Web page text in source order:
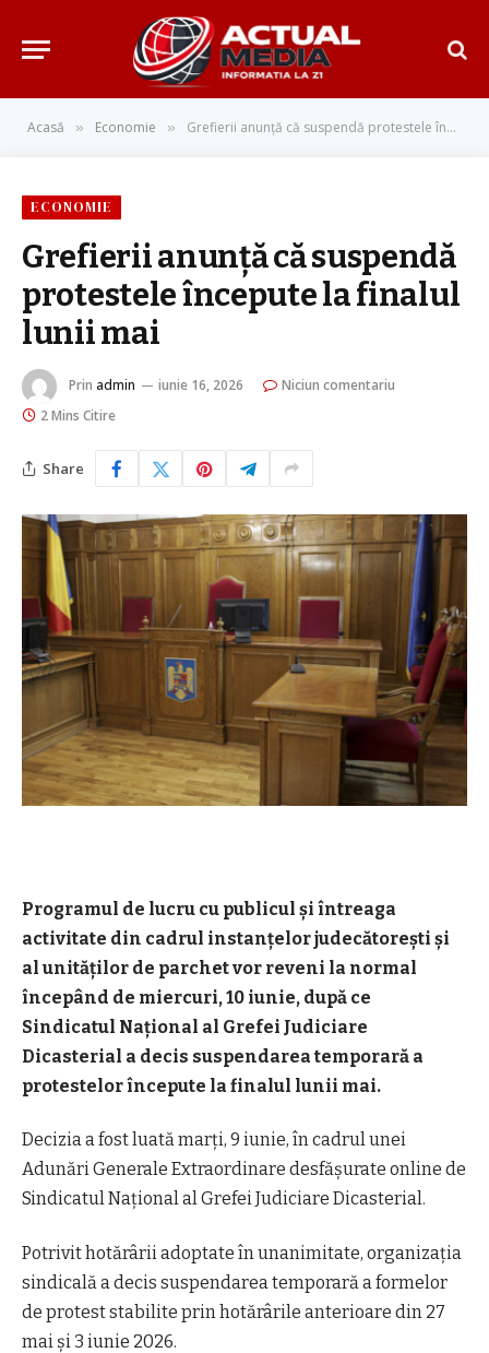
Acasă » Economie » Grefierii anunță că suspendă protestele începute la finalul lunii mai
ECONOMIE
Grefierii anunță că suspendă
protestele începute la finalul
lunii mai
Prin admin iunie 16, 2026
Niciun comentariu
2 Mins Citire
Share
Programul de lucru cu publicul și întreaga
activitate din cadrul instanțelor judecătorești și
al unităților de parchet vor reveni la normal
începând de miercuri, 10 iunie, după ce
Sindicatul Național al Grefei Judiciare
Dicasterial a decis suspendarea temporară a
protestelor începute la finalul lunii mai.
Decizia a fost luată marți, 9 iunie, în cadrul unei
Adunări Generale Extraordinare desfășurate online de
Sindicatul Național al Grefei Judiciare Dicasterial.
Potrivit hotărârii adoptate în unanimitate, organizația
sindicală a decis suspendarea temporară a formelor
de protest stabilite prin hotărârile anterioare din 27
mai și 3 iunie 2026.